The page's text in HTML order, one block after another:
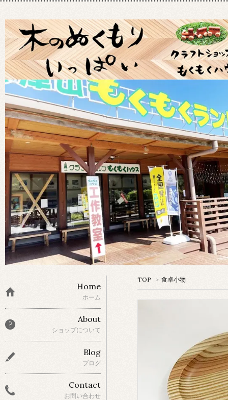
TOP > 食卓小物
Home
ホーム
About
ショップについて
Blog
ブログ
Contact
お問い合わせ